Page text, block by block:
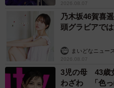
2026.08.07
乃木坂46賀喜
頭グラビアで
まいどなニュー
2026.08.07
3児の母 43歳
わざわ 「色っ